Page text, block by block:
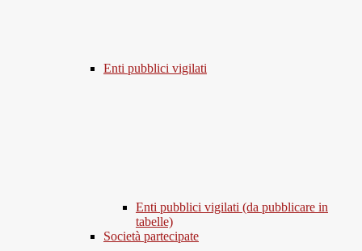
Enti pubblici vigilati
Enti pubblici vigilati (da pubblicare in
tabelle)
Società partecipate